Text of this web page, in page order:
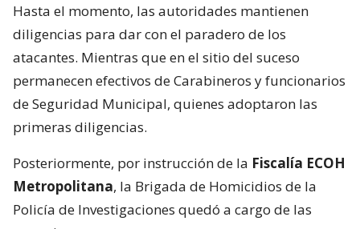
Hasta el momento, las autoridades mantienen
diligencias para dar con el paradero de los
atacantes. Mientras que en el sitio del suceso
permanecen efectivos de Carabineros y funcionarios
de Seguridad Municipal, quienes adoptaron las
primeras diligencias.
Posteriormente, por instrucción de la Fiscalía ECOH
Metropolitana, la Brigada de Homicidios de la
Policía de Investigaciones quedó a cargo de las